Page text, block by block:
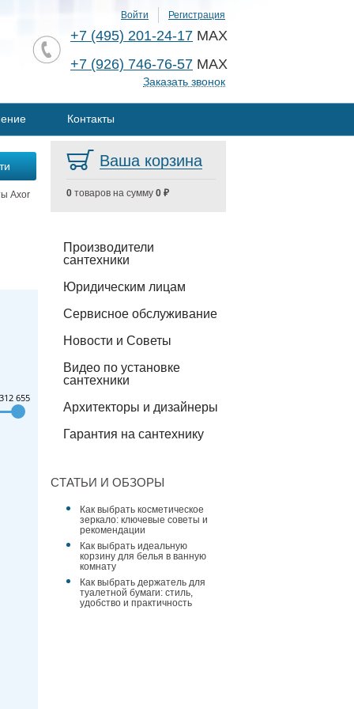
Войти Регистрация
+7 (495) 201-24-17 MAX
+7 (926) 746-76-57 MAX
Заказать звонок
Контакты
Axor
312 655
Ваша корзина
0 товаров на сумму 0 ₽
Производители
сантехники
Юридическим лицам
Сервисное обслуживание
Новости и Советы
Видео по установке
сантехники
Архитекторы и дизайнеры
Гарантия на сантехнику
СТАТЬИ И ОБЗОРЫ
Как выбрать косметическое
зеркало: ключевые советы и
рекомендации
Как выбрать идеальную
корзину для белья в ванную
комнату
Как выбрать держатель для
туалетной бумаги: стиль,
удобство и практичность